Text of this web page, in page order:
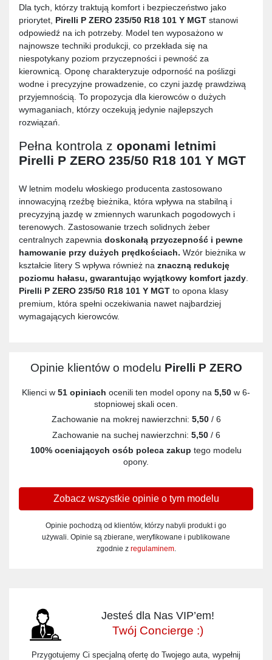
Dla tych, którzy traktują komfort i bezpieczeństwo jako
priorytet, Pirelli P ZERO 235/50 R18 101 Y MGT stanowi
odpowiedź na ich potrzeby. Model ten wyposażono w
najnowsze techniki produkcji, co przekłada się na
niespotykany poziom przyczepności i pewność za
kierownicą. Oponę charakteryzuje odporność na poślizgi
wodne i precyzyjne prowadzenie, co czyni jazdę prawdziwą
przyjemnością. To propozycja dla kierowców o dużych
wymaganiach, którzy oczekują jedynie najlepszych
rozwiązań.
Pełna kontrola z oponami letnimi
Pirelli P ZERO 235/50 R18 101 Y MGT
W letnim modelu włoskiego producenta zastosowano
innowacyjną rzeźbę bieżnika, która wpływa na stabilną i
precyzyjną jazdę w zmiennych warunkach pogodowych i
terenowych. Zastosowanie trzech solidnych żeber
centralnych zapewnia doskonałą przyczepność i pewne
hamowanie przy dużych prędkościach. Wzór bieżnika w
kształcie litery S wpływa również na znaczną redukcję
poziomu hałasu, gwarantując wyjątkowy komfort jazdy
Pirelli P ZERO 235/50 R18 101 Y MGT to opona klasy
premium, która spełni oczekiwania nawet najbardziej
wymagających kierowców.
Opinie klientów o modelu Pirelli P ZERO
Klienci w 51 opiniach ocenili ten model opony na 5,50 w 6-
stopniowej skali ocen.
Zachowanie na mokrej nawierzchni: 5,50/ 6
Zachowanie na suchej nawierzchni: 5,50/ 6
100% oceniających osób poleca zakup tego modelu
opony.
Zobacz wszystkie opinie o tym modelu
Opinie pochodzą od klientów, którzy nabyli produkt i go
używali. Opinie są zbierane, weryfikowane i publikowane
zgodnie z regulaminem.
Jesteś dla Nas VIP’em!
Twój Concierge :)
Przygotujemy Ci specjalną ofertę do Twojego auta, wypełnij